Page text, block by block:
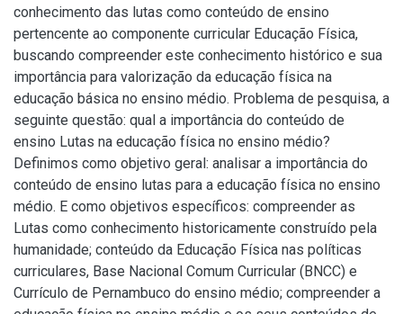
conhecimento das lutas como conteúdo de ensino
pertencente ao componente curricular Educação Física,
buscando compreender este conhecimento histórico e sua
importância para valorização da educação física na
educação básica no ensino médio. Problema de pesquisa, a
seguinte questão: qual a importância do conteúdo de
ensino Lutas na educação física no ensino médio?
Definimos como objetivo geral: analisar a importância do
conteúdo de ensino lutas para a educação física no ensino
médio. E como objetivos específicos: compreender as
Lutas como conhecimento historicamente construído pela
humanidade; conteúdo da Educação Física nas políticas
curriculares, Base Nacional Comum Curricular (BNCC) e
Currículo de Pernambuco do ensino médio; compreender a